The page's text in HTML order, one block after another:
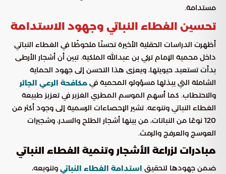
مستدامة.
تحسين الغطاء النباتي وجهود الاستدامة
أظهرت الدراسات الحقلية الأخيرة تحسنًا ملحوظًا في الغطاء النباتي
داخل محمية الإمام تركي بن عبدالله الملكية. تبين أن أشجار الأرطى
بدأت تستعيد حيويتها، ويعزى هذا التحسن إلى جهود الحماية
الشاملة التي يبذلها مسؤولو المحمية في مكافحة الرعي الجائر
والاحتطاب. كما أسهم الموسم المطري الغزير في تعزيز طبيعة
الغطاء النباتي وتنوعه. تشير الإحصاءات الرسمية إلى وجود أكثر من
120 نوعًا من النباتات، من بينها أشجار الطلح والسدر، وشجيرات
العوسج والعرفج والرمث.
مبادرات لزراعة الأشجار وتنمية الغطاء النباتي
ضمن جهودها لتحقيق استدامة الغطاء النباتي وتنويعه،